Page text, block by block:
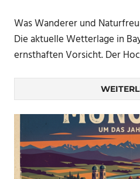
Was Wanderer und
Die aktuelle Wetterlage in
ernsthaften Vorsicht. Der